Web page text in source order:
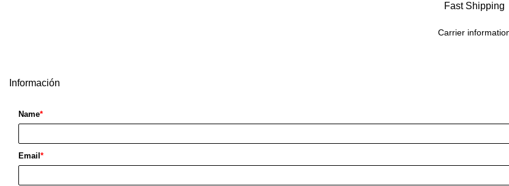
Fast Shipping
Carrier
Información
Name*
Email *